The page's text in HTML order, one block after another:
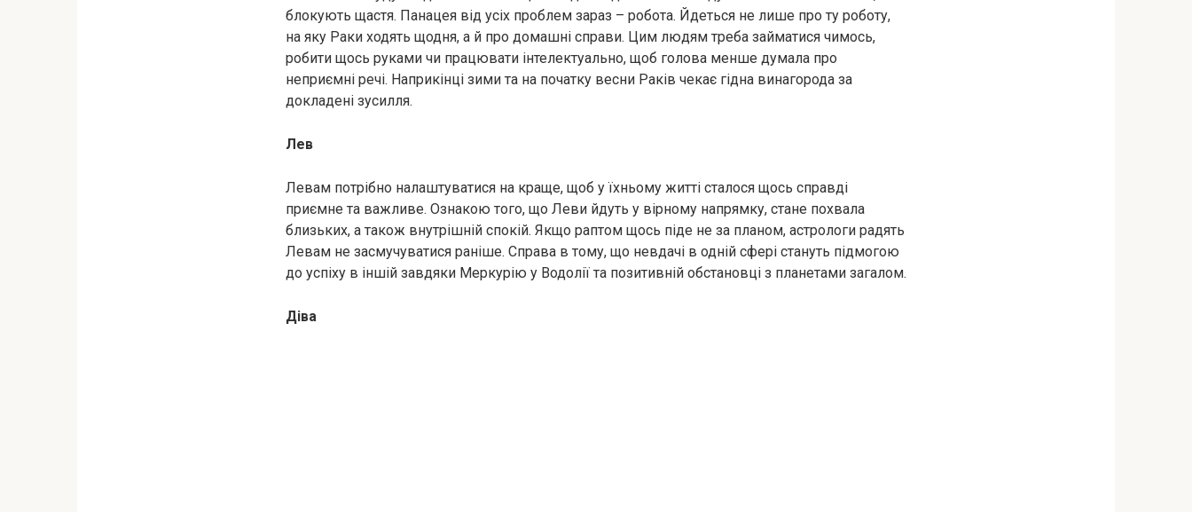
блокують щастя. Панацея від усіх проблем зараз – робота. Йдеться не лише про ту роботу,
на яку Раки ходять щодня, а й про домашні справи. Цим людям треба займатися чимось,
робити щось руками чи працювати інтелектуально, щоб голова менше думала про
неприємні речі. Наприкінці зими та на початку весни Раків чекає гідна винагорода за
докладені зусилля.
Лев
Левам потрібно налаштуватися на краще, щоб у їхньому житті сталося щось справді
приємне та важливе. Ознакою того, що Леви йдуть у вірному напрямку, стане похвала
близьких, а також внутрішній спокій. Якщо раптом щось піде не за планом, астрологи радять
Левам не засмучуватися раніше. Справа в тому, що невдачі в одній сфері стануть підмогою
до успіху в іншій завдяки Меркурію у Водолії та позитивній обстановці з планетами загалом.
Діва